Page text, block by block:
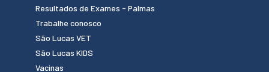
Resultados de Exames - Palmas
Trabalhe conosco
São Lucas VET
São Lucas KIDS
Vacinas